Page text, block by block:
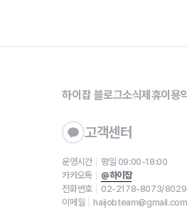
하이잡 블로그소식제휴이용
고객센터
운영시간
평일 09:00-18:00
카카오톡
@하이잡
전화번호
02-2178-8073/8029
이메일
haijobteam@gmail.com